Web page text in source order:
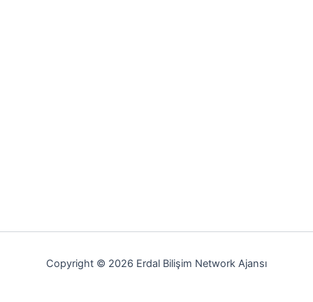
Copyright © 2026 Erdal Bilişim Network Ajansı